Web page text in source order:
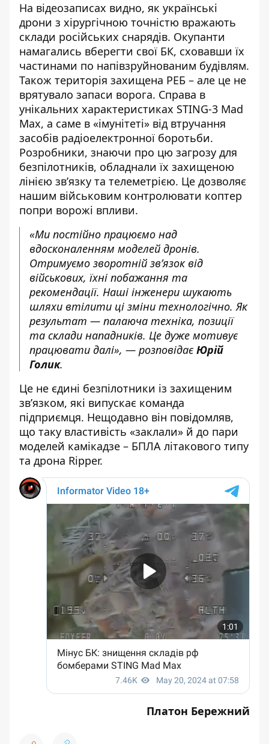
На відеозаписах видно, як українські
дрони з хірургічною точністю вражають
склади російських снарядів. Окупанти
намагались вберегти свої БК, сховавши їх
частинами по напівзруйнованим будівлям.
Також територія захищена РЕБ – але це не
врятувало запаси ворога. Справа в
унікальних характеристиках STING-3 Mad
Maх, а саме в «імунітеті» від втручання
засобів радіоелектронної боротьби.
Розробники, знаючи про цю загрозу для
безпілотників, обладнали їх захищеною
лінією зв’язку та телеметрією. Це дозволяє
нашим військовим контролювати коптер
попри ворожі впливи.
«Ми постійно працюємо над
вдосконаленням моделей дронів.
Отримуємо зворотній зв’язок від
військових, їхні побажання та
рекомендації. Наші інженери шукають
шляхи втілити ці зміни технологічно. Як
результат — палаюча техніка, позиції
та склади нападників. Це дуже мотивує
працювати далі», — розповідаєЮрій
Голик.
Це не єдині безпілотники із захищеним
зв’язком, які випускає команда
підприємця. Нещодавно він повідомляв,
що таку властивість «заклали» й до пари
моделей камікадзе – БПЛА літакового типу
та дрона Ripper.
Платон Бережний